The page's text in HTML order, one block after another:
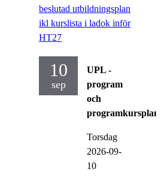
beslutad utbildningsplan
ikl kurslista i ladok inför
HT27
10
sep
UPL -
program
och
Torsdag
2026-09-
10